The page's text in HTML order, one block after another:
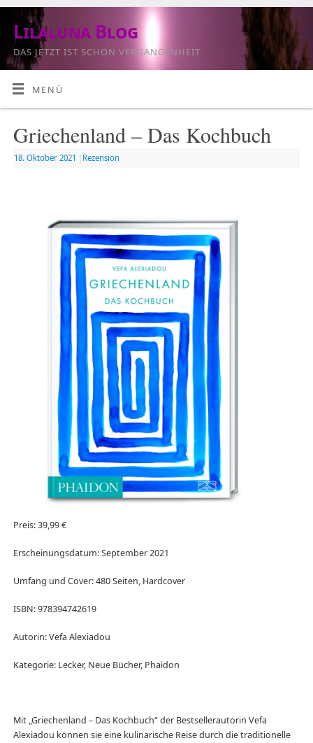
Lilaluna Blog
DAS JETZT IST SCHON VERGANGENHEIT
MENÜ
Griechenland – Das Kochbuch
18. Oktober 2021 Rezension
Preis: 39,99 €
Erscheinungsdatum: September 2021
Umfang und Cover: 480 Seiten, Hardcover
ISBN: 978394742619
Autorin: Vefa Alexiadou
Kategorie: Lecker, Neue Bücher, Phaidon
Mit „Griechenland – Das Kochbuch“ der Bestsellerautorin Vefa
Alexiadou können sie eine kulinarische Reise durch die traditionelle